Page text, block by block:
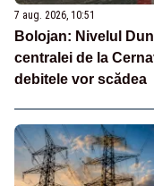
7 aug. 2026, 10:51
Bolojan: Nivelul
centralei de la
debitele vor scădea